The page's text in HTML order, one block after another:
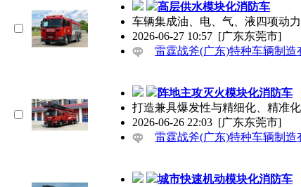
高层供水模块化消防车
车辆集成油、电、气、液四项动
2026-06-27 10:57 [广东东莞市]
雷霆战斧(广东)特种车辆制造
阵地主攻灭火模块化消防车
打造兼具爆发性与精细化、精准
2026-06-26 22:03 [广东东莞市]
雷霆战斧(广东)特种车辆制造
城市快速机动模块化消防车